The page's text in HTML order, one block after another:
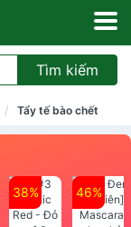
Tìm kiếm
Tẩy tế bào chết
38% 46%